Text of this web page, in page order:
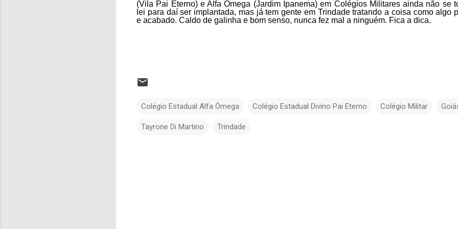
(Vila Pai Eterno) e Alfa Ômega (Jardim Ipanema) em Colégios Militares ainda não se
lei para daí ser implantada, mas já tem gente em Trindade tratando a coisa como algo
e acabado. Caldo de galinha e bom senso, nunca fez mal a ninguém. Fica a dica.
Colégio Estadual Alfa Ômega Colégio Estadual Divino Pai Eterno Colégio Militar
Tayrone Di Martino Trindade